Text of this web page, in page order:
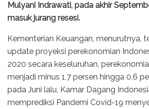
Mulyani Indrawati, pada akhir
masuk jurang resesi.
Kementerian Keuangan, menurutnya,
update proyeksi perekonomian
2020 secara keseluruhan,
menjadi minus 1,7 persen hingga 0,6
pada Juni lalu, Kamar Dagang
memprediksi Pandemi Covid-19